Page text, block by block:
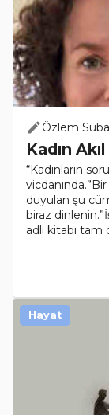
Özlem
Kadın
“Kadınların
duyulan şu
biraz
adlı kitabı
Hayat